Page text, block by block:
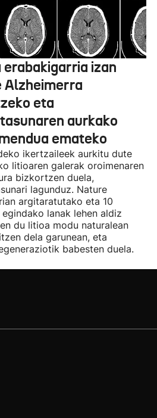
erabakigarria izan
Alzheimerra
eta
aurkako
emateko
ikertzaileek aurkitu dute
litioaren galerak oroimenaren
bizkortzen duela,
lagunduz. Nature
argitaratutako eta 10
lanak lehen aldiz
du litioa modu naturalean
dela garunean, eta
babesten duela.